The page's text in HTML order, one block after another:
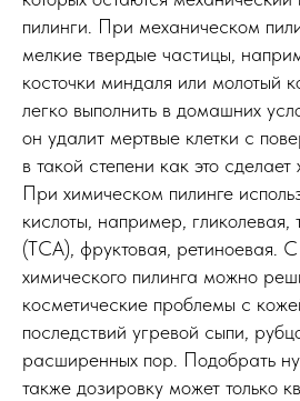
пилинги. При механическом
мелкие твердые частицы,
косточки миндаля или молотый
легко выполнить в домашних
он удалит мертвые клетки с
в такой степени как это
При химическом пилинге
кислоты, например, гликолевая,
(TCA), фруктовая, ретиноевая.
химического пилинга можно
косметические проблемы с
последствий угревой сыпи,
расширенных пор. Подобрать
также дозировку может только